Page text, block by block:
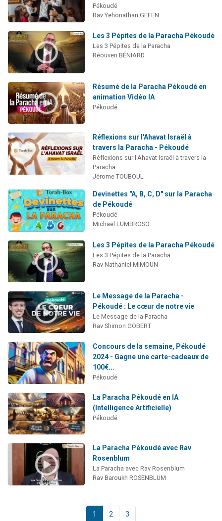
Pékoudé
Rav Yehonathan GEFEN
Les 3 Pépites de la Paracha Pékoudé
Les 3 Pépites de la Paracha
Réouven BÉNIARD
Résumé de la Paracha Pékoudé en
animation Vidéo IA
Pékoudé
Réflexions sur l'Ahavat Israël à
travers la Paracha - Pékoudé
Réflexions sur l'Ahavat Israël à travers la
Paracha
Jérome TOUBOUL
Devinettes "A, B, C, D" sur la Paracha
de Pékoudé
Pékoudé
Michael LUMBROSO
Les 3 Pépites de la Paracha Pékoudé
Les 3 Pépites de la Paracha
Rav Nathaniel MIMOUN
Le Message de la Paracha -
Pékoudé : Le cœur de notre vie
Le Message de la Paracha
Rav Shimon GOBERT
Concours de la semaine, Pékoudé
2024 - Gagne une carte-cadeaux de
100€...
Pékoudé
La Paracha Pékoudé en IA
(Intelligence Artificielle)
Pékoudé
La Paracha Pékoudé avec Rav
Rosenblum
La Paracha avec Rav Rosenblum
Rav Baroukh ROSENBLUM
1 2 3